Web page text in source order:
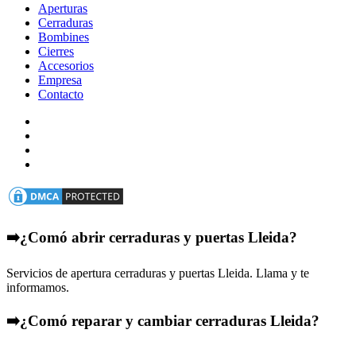
Aperturas
Cerraduras
Bombines
Cierres
Accesorios
Empresa
Contacto
➡️¿Comó abrir cerraduras y puertas Lleida?
Servicios de apertura cerraduras y puertas Lleida. Llama y te
informamos.
➡️¿Comó reparar y cambiar cerraduras Lleida?